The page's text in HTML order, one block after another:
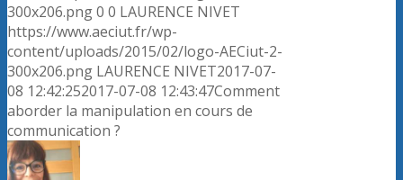
300x206.png0 0 LAURENCE NIVET
https://www.aeciut.fr/wp-
content/uploads/2015/02/logo-AECiut-2-
300x206.png LAURENCE NIVET2017-07-
08 12:42:252017-07-08 12:43:47Comment
aborder la manipulation en cours de
communication ?